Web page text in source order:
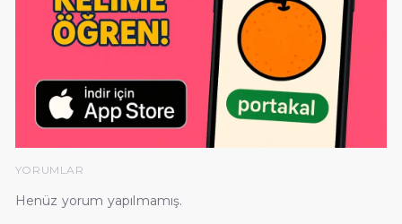
YORUMLAR
Henüz yorum yapılmamış.